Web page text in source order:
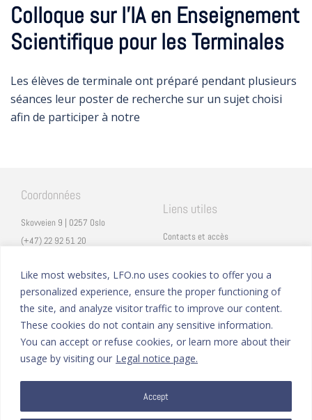
Like most websites, LFO.no uses cookies to offer you a
personalized experience, ensure the proper functioning of
the site, and analyze visitor traffic to improve our content.
These cookies do not contain any sensitive information.
You can accept or refuse cookies, or learn more about their
usage by visiting our Legal notice page.
Accept
Colloque sur l’IA en Enseignement
Scientifique pour les Terminales
Les élèves de terminale ont préparé pendant plusieurs
séances leur poster de recherche sur un sujet choisi
afin de participer à notre
Coordonnées
Skovveien 9 | 0257 Oslo
(+47) 22 92 51 20
Vulkan 11 | 0178 Oslo
Liens utiles
Contacts et accès
Mentions légales
Eduka
ProNote
Suivez nous
Linkedin
Nous formons sur